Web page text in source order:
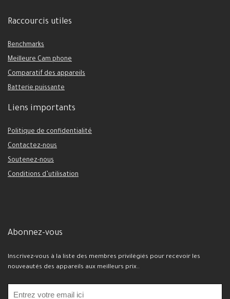
Raccourcis utiles
Benchmarks
Meilleure Cam phone
Comparatif des appareils
Batterie puissante
Liens importants
Politique de confidentialité
Contactez-nous
Soutenez-nous
Conditions d’utilisation
Abonnez-vous
Inscrivez-vous à la liste des membres privilégiés pour recevoir les
nouveautés des appareils aux meilleurs prix..